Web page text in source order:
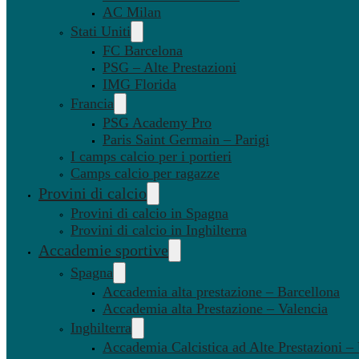
AC Milan
Stati Uniti
FC Barcelona
PSG – Alte Prestazioni
IMG Florida
Francia
PSG Academy Pro
Paris Saint Germain – Parigi
I camps calcio per i portieri
Camps calcio per ragazze
Provini di calcio
Provini di calcio in Spagna
Provini di calcio in Inghilterra
Accademie sportive
Spagna
Accademia alta prestazione – Barcellona
Accademia alta Prestazione – Valencia
Inghilterra
Accademia Calcistica ad Alte Prestazioni